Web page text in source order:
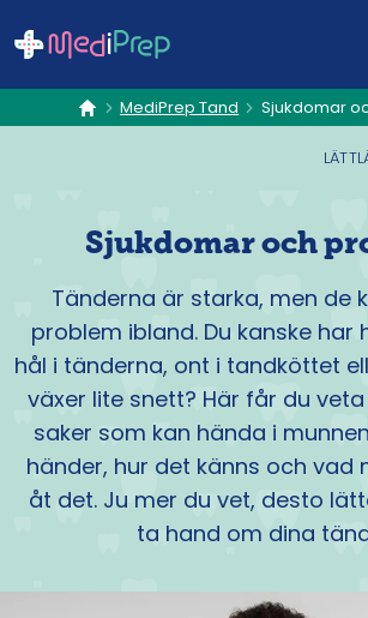
hem MediPrep Tand Sjukdomar
Sjukdomar och
Tänderna är starka, men de
problem ibland. Du kanske har
hål i tänderna, ont i tandköttet
växer lite snett? Här får du
saker som kan hända i
händer, hur det känns och vad
åt det. Ju mer du vet, desto
ta hand om dina